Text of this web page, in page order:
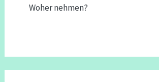
Woher nehmen?